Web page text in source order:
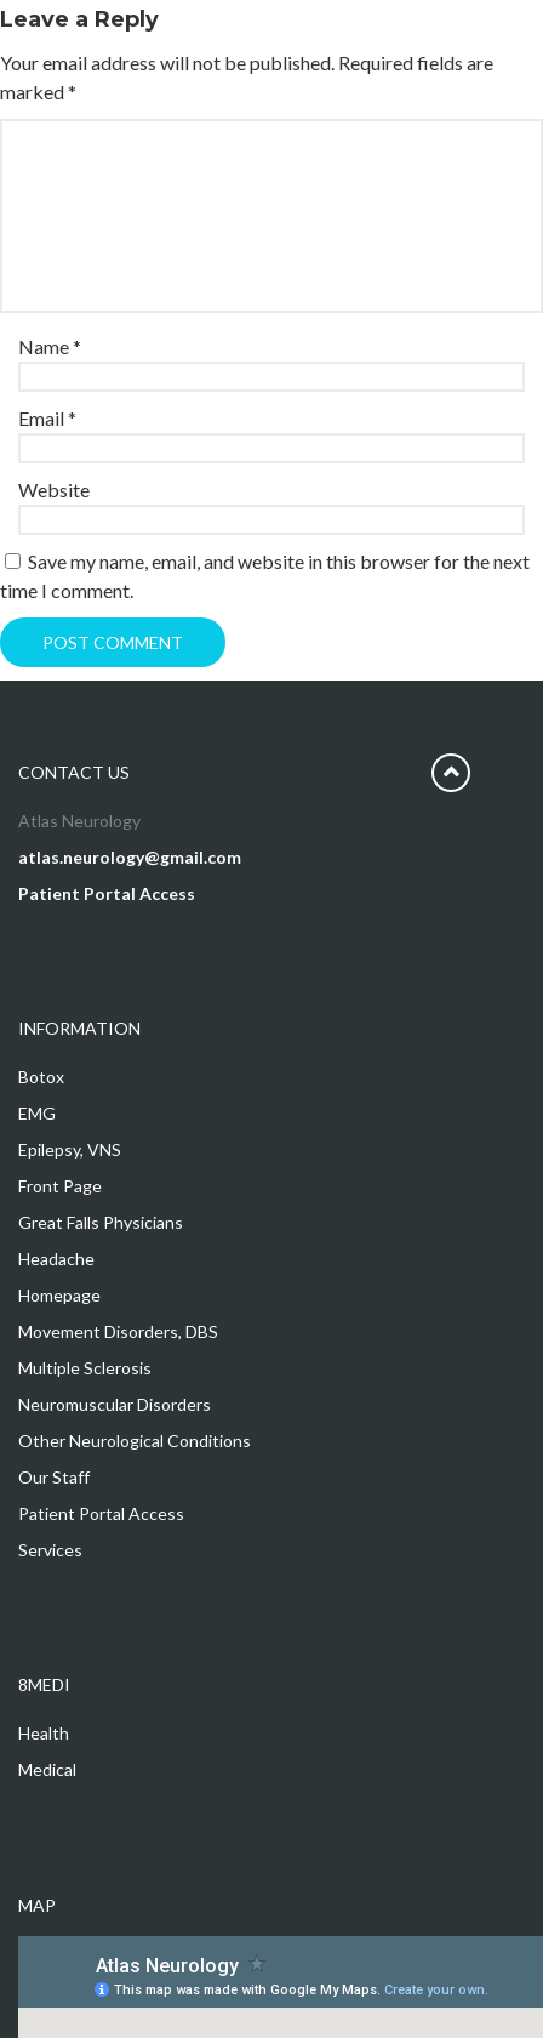
Leave a Reply
Your email address will not be published. Required fields are
marked*
Name*
Email*
Website
Save my name, email, and website in this browser for the next
time I comment.
CONTACT US
Atlas Neurology
atlas.neurology@gmail.com
Patient Portal Access
INFORMATION
Botox
EMG
Epilepsy, VNS
Front Page
Great Falls Physicians
Headache
Homepage
Movement Disorders, DBS
Multiple Sclerosis
Neuromuscular Disorders
Other Neurological Conditions
Our Staff
Patient Portal Access
Services
8MEDI
Health
Medical
MAP